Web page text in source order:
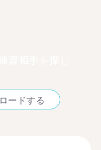
ードする